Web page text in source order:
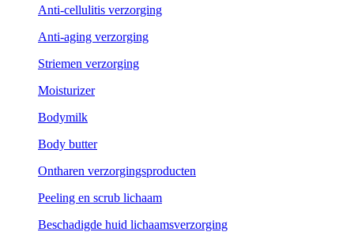
Anti-cellulitis verzorging
Anti-aging verzorging
Striemen verzorging
Moisturizer
Bodymilk
Body butter
Ontharen verzorgingsproducten
Peeling en scrub lichaam
Beschadigde huid lichaamsverzorging